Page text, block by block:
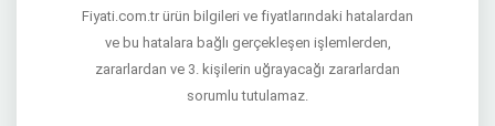
Fiyati.com.tr ürün bilgileri ve fiyatlarındaki hatalardan
ve bu hatalara bağlı gerçekleşen işlemlerden,
zararlardan ve 3. kişilerin uğrayacağı zararlardan
sorumlu tutulamaz.